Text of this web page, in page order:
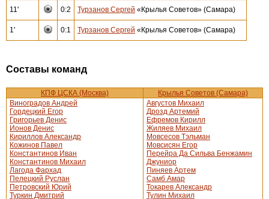
11' 0:2 Турзанов Сергей «Крылья Советов» (Самара)
1' 0:1 Турзанов Сергей «Крылья Советов» (Самара)
Составы команд
КПФ ЦСКА (Москва)
Крылья Советов (Самара)
Виноградов Андрей
Гордецкий Егор
Григорьев Денис
Ионов Денис
Кириллов Александр
Кожинов Павел
Константинов Иван
Константинов Михаил
Лагода Фархад
Пелецкий Руслан
Петровский Юрий
Туркин Дмитрий
Августов Михаил
Дрозд Артемий
Ефремов Кирилл
Жиляев Михаил
Мовсесов Тэльман
Мовсисян Егор
Перейра Да Сильва Бенжамин
Джуниор
Пиняев Артем
Самб Амар
Токарев Александр
Тулин Михаил